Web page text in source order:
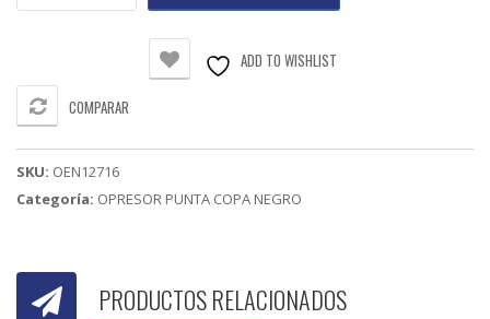
cantidad
ADD TO WISHLIST
COMPARAR
SKU: OEN12716
Categoría: OPRESOR PUNTA COPA NEGRO
PRODUCTOS RELACIONADOS